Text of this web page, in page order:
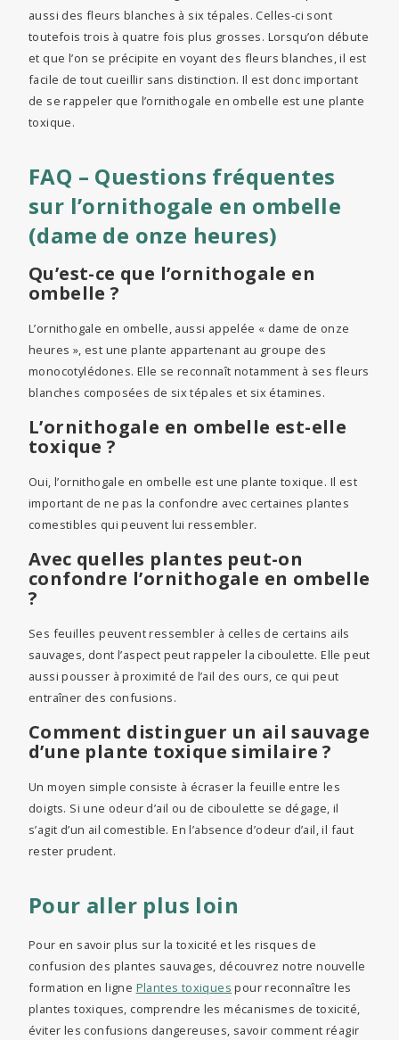
aussi des fleurs blanches à six tépales. Celles-ci sont
toutefois trois à quatre fois plus grosses. Lorsqu’on débute
et que l’on se précipite en voyant des fleurs blanches, il est
facile de tout cueillir sans distinction. Il est donc important
de se rappeler que l’ornithogale en ombelle est une plante
toxique.
FAQ – Questions fréquentes
sur l’ornithogale en ombelle
(dame de onze heures)
Qu’est-ce que l’ornithogale en
ombelle ?
L’ornithogale en ombelle, aussi appelée « dame de onze
heures », est une plante appartenant au groupe des
monocotylédones. Elle se reconnaît notamment à ses fleurs
blanches composées de six tépales et six étamines.
L’ornithogale en ombelle est-elle
toxique ?
Oui, l’ornithogale en ombelle est une plante toxique. Il est
important de ne pas la confondre avec certaines plantes
comestibles qui peuvent lui ressembler.
Avec quelles plantes peut-on
confondre l’ornithogale en ombelle
?
Ses feuilles peuvent ressembler à celles de certains ails
sauvages, dont l’aspect peut rappeler la ciboulette. Elle peut
aussi pousser à proximité de l’ail des ours, ce qui peut
entraîner des confusions.
Comment distinguer un ail sauvage
d’une plante toxique similaire ?
Un moyen simple consiste à écraser la feuille entre les
doigts. Si une odeur d’ail ou de ciboulette se dégage, il
s’agit d’un ail comestible. En l’absence d’odeur d’ail, il faut
rester prudent.
Pour aller plus loin
Pour en savoir plus sur la toxicité et les risques de
confusion des plantes sauvages, découvrez notre nouvelle
formation en ligne Plantes toxiques pour reconnaître les
plantes toxiques, comprendre les mécanismes de toxicité,
éviter les confusions dangereuses, savoir comment réagir